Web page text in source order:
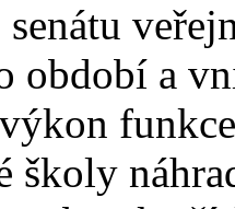
senátu
období a
školy